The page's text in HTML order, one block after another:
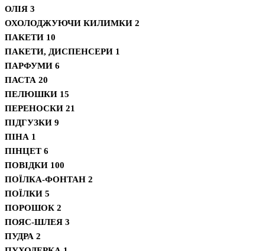
ОЛІЯ 3
ОХОЛОДЖУЮЧИ КИЛИМКИ 2
ПАКЕТИ 10
ПАКЕТИ, ДИСПЕНСЕРИ 1
ПАРФУМИ 6
ПАСТА 20
ПЕЛЮШКИ 15
ПЕРЕНОСКИ 21
ПІДГУЗКИ 9
ПІНА 1
ПІНЦЕТ 6
ПОВІДКИ 100
ПОЇЛКА-ФОНТАН 2
ПОЇЛКИ 5
ПОРОШОК 2
ПОЯС-ШЛЕЯ 3
ПУДРА 2